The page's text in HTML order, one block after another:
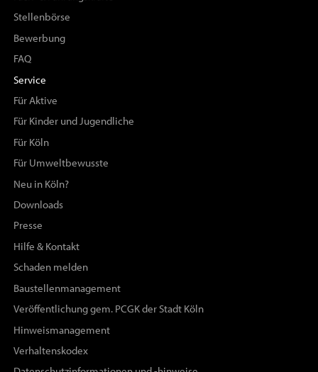
Stellenbörse
Bewerbung
FAQ
Service
Für Aktive
Für Kinder und Jugendliche
Für Köln
Für Umweltbewusste
Neu in Köln?
Downloads
Presse
Hilfe & Kontakt
Schaden melden
Baustellenmanagement
Veröffentlichung gem. PCGK der Stadt Köln
Hinweismanagement
Verhaltenskodex